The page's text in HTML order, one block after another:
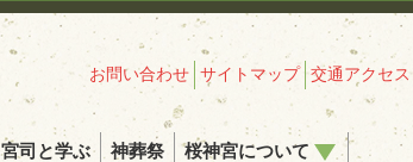
お問い合わせ サイトマップ 交通アクセス
宮司と学ぶ 神葬祭 桜神宮について